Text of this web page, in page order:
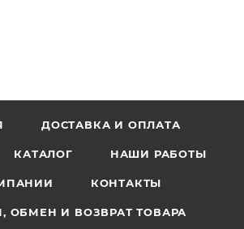
ДОСТАВКА И ОПЛАТА
КАТАЛОГ НАШИ РАБОТЫ
КОНТАКТЫ
ОБМЕН И ВОЗВРАТ ТОВАРА